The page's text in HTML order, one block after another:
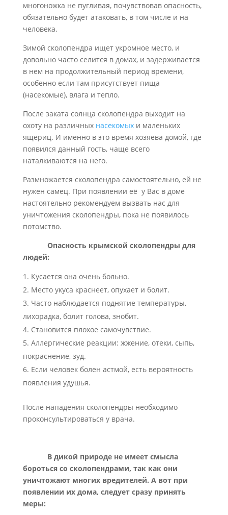
многоножка не пугливая, почувствовав опасность,
обязательно будет атаковать, в том числе и на
человека.
Зимой сколопендра ищет укромное место, и
довольно часто селится в домах, и задерживается
в нем на продолжительный период времени,
особенно если там присутствует пища
(насекомые), влага и тепло.
После заката солнца сколопендра выходит на
охоту на различных насекомыхи маленьких
ящериц. И именно в это время хозяева домой, где
появился данный гость, чаще всего
наталкиваются на него.
Размножается сколопендра самостоятельно, ей не
нужен самец. При появлении её у Вас в доме
настоятельно рекомендуем вызвать нас для
уничтожения сколопендры, пока не появилось
потомство.
Опасность крымской сколопендры для
людей:
Кусается она очень больно.
Место укуса краснеет, опухает и болит.
Часто наблюдается поднятие температуры,
лихорадка, болит голова, знобит.
Становится плохое самочувствие.
Аллергические реакции: жжение, отеки, сыпь,
покраснение, зуд.
Если человек болен астмой, есть вероятность
появления удушья.
После нападения сколопендры необходимо
проконсультироваться у врача.
В дикой природе не имеет смысла
бороться со сколопендрами, так как они
уничтожают многих вредителей. А вот при
появлении их дома, следует сразу принять
меры: